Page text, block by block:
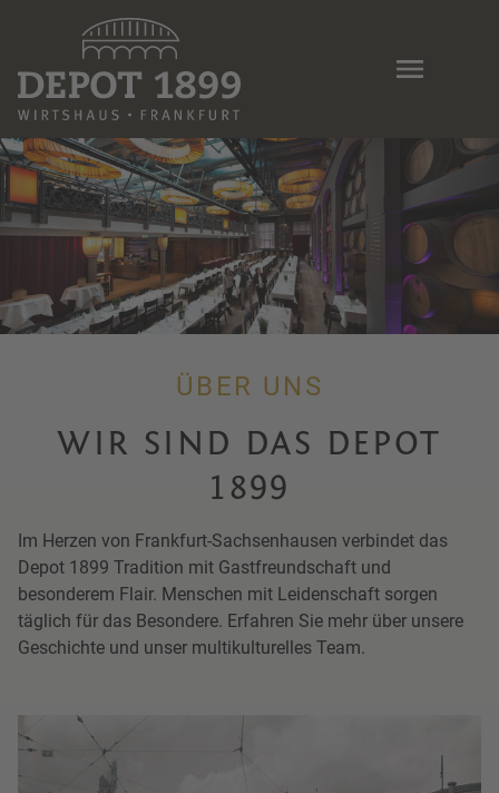
main
content
ÜBER UNS
WIR SIND DAS DEPOT
1899
Im Herzen von Frankfurt-Sachsenhausen verbindet das
Depot 1899 Tradition mit Gastfreundschaft und
besonderem Flair. Menschen mit Leidenschaft sorgen
täglich für das Besondere. Erfahren Sie mehr über unsere
Geschichte und unser multikulturelles Team.